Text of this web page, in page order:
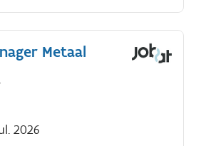
chain, maintenance en kwaliteit
op elkaar afgestemd
Metaal
2026